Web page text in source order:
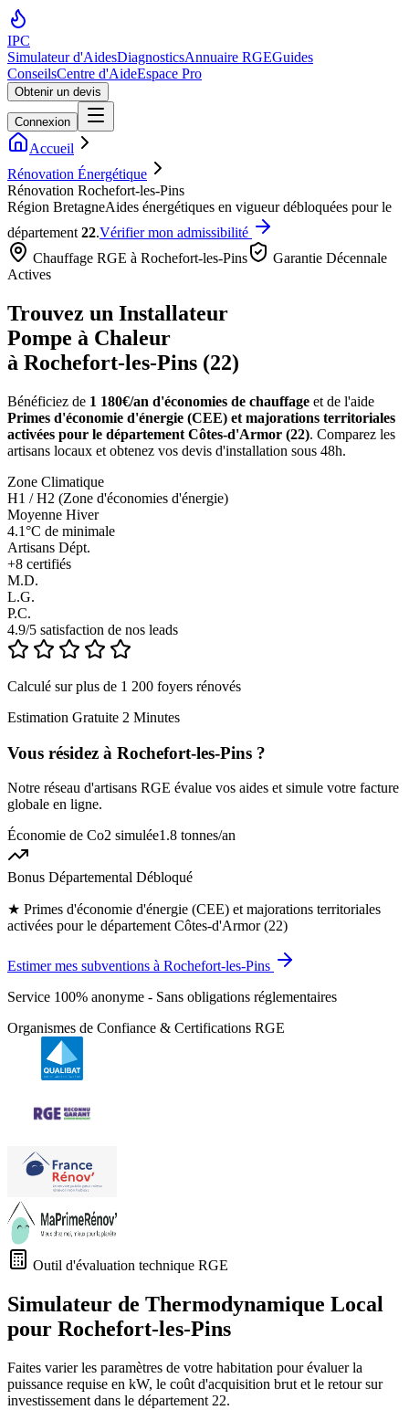
IPC
Simulateur d'AidesDiagnosticsAnnuaire RGEGuides
ConseilsCentre d'AideEspace Pro
Obtenir un devis
Connexion
Accueil
Rénovation Énergétique
Rénovation Rochefort-les-Pins
Région BretagneAides énergétiques en vigueur débloquées pour le
département 22.Vérifier mon admissibilité
Chauffage RGE à Rochefort-les-Pins
Garantie Décennale
Actives
Trouvez un Installateur
Pompe à Chaleur
à Rochefort-les-Pins (22)
Bénéficiez de 1 180€/an d'économies de chauffage et de l'aide
Primes d'économie d'énergie (CEE) et majorations territoriales
activées pour le département Côtes-d'Armor (22). Comparez les
artisans locaux et obtenez vos devis d'installation sous 48h.
Zone Climatique
H1 / H2 (Zone d'économies d'énergie)
Moyenne Hiver
4.1°C de minimale
Artisans Dépt.
+8 certifiés
M.D.
L.G.
P.C.
4.9/5 satisfaction de nos leads
Calculé sur plus de 1 200 foyers rénovés
Estimation Gratuite 2 Minutes
Vous résidez à Rochefort-les-Pins ?
Notre réseau d'artisans RGE évalue vos aides et simule votre facture
globale en ligne.
Économie de Co2 simulée1.8 tonnes/an
Bonus Départemental Débloqué
★ Primes d'économie d'énergie (CEE) et majorations territoriales
activées pour le département Côtes-d'Armor (22)
Estimer mes subventions à Rochefort-les-Pins
Service 100% anonyme - Sans obligations réglementaires
Organismes de Confiance & Certifications RGE
Outil d'évaluation technique RGE
Simulateur de Thermodynamique Local
pour Rochefort-les-Pins
Faites varier les paramètres de votre habitation pour évaluer la
puissance requise en kW, le coût d'acquisition brut et le retour sur
investissement dans le département 22.